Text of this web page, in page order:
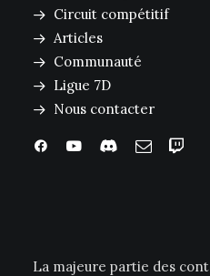
Circuit compétitif
Articles
Communauté
Ligue 7D
Nous contacter
La majeure partie des